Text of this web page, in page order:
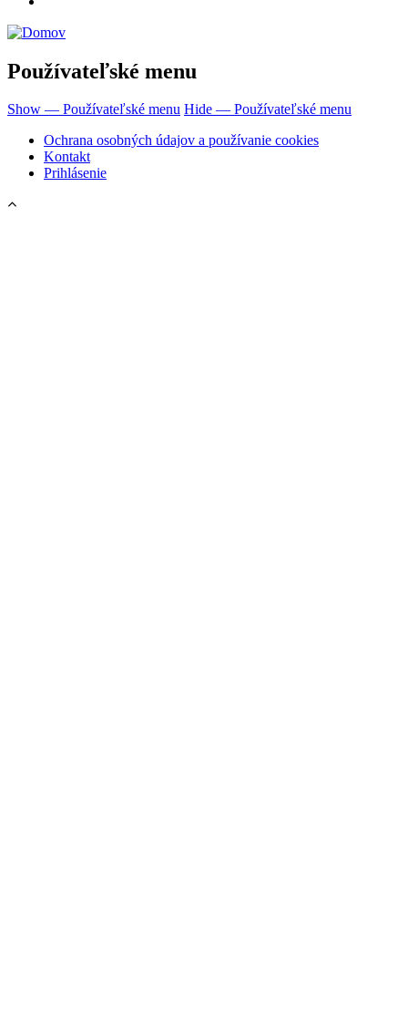
Používateľské menu
Show — Používateľské menu Hide — Používateľské menu
Ochrana osobných údajov a používanie cookies
Kontakt
Prihlásenie